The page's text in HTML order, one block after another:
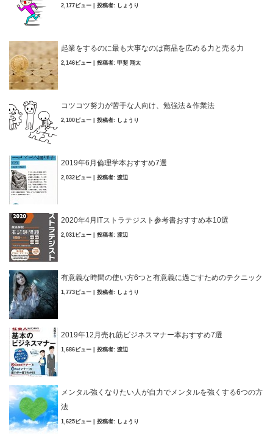
2,177ビュー 投稿者: しょうり
起業をするのに最も大事なのは商品を広める力と売る力
2,146ビュー 投稿者: 甲斐 翔太
コツコツ努力が苦手な人向け、勉強法＆作業法
2,100ビュー 投稿者: しょうり
2019年6月倫理学本おすすめ7選
2,032ビュー 投稿者: 渡辺
2020年4月ITストラテジスト参考書おすすめ本10選
2,031ビュー 投稿者: 渡辺
有意義な時間の使い方6つと有意義に過ごすためのテクニック
1,773ビュー 投稿者: しょうり
2019年12月売れ筋ビジネスマナー本おすすめ7選
1,686ビュー 投稿者: 渡辺
メンタル強くなりたい人が自力でメンタルを強くする6つの方
法
1,625ビュー 投稿者: しょうり